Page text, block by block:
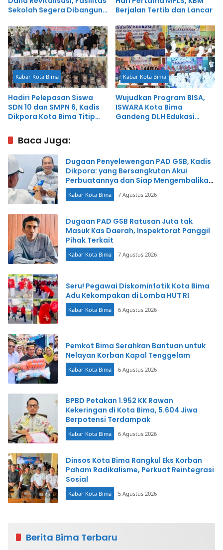
Sekolah Segera Dibangun
Berjalan Tertib dan Lancar
Kabar Kota Bima
Hadiri Pelepasan Siswa
SDN 10 dan SMPN 6, Kadis
Dikpora Kota Bima Titip
Kabar Kota Bima
Wujudkan Program BISA,
ISWARA Kota Bima
Gandeng DLH Edukasi
Baca Juga:
Dugaan Penyelewengan PAD GSB, Kadis
Dikpora: yang Bersangkutan Akui
Perbuatannya dan Siap Mengembalikan
Uang
Kabar Kota Bima 7 Agustus 2026
Dugaan PAD GSB Ratusan Juta tak
Masuk Kas Daerah, Inspektorat Panggil
Pihak Terkait
Kabar Kota Bima 7 Agustus 2026
Seru! Pegawai Diskominfotik Kota Bima
Adu Kekompakan di Lomba HUT RI
Kabar Kota Bima 6 Agustus 2026
Pemkot Bima Serahkan Bantuan untuk
Nelayan Korban Kapal Tenggelam
Kabar Kota Bima 6 Agustus 2026
BPBD Petakan 1.952 KK Rawan
Kekeringan di Kota Bima, 5.604 Jiwa
Berpotensi Terdampak
Kabar Kota Bima 6 Agustus 2026
Dinsos Kota Bima Rangkul Eks Korban
Paham Radikalisme, Perkuat Reintegrasi
Sosial
Kabar Kota Bima 5 Agustus 2026
Berita Bima Terbaru